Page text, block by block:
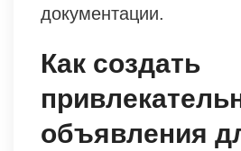
документации.
Как создать
объявления